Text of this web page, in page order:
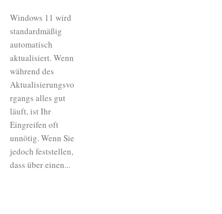
Windows 11 wird
standardmäßig
automatisch
aktualisiert. Wenn
während des
Aktualisierungsvo
rgangs alles gut
läuft, ist Ihr
Eingreifen oft
unnötig. Wenn Sie
jedoch feststellen,
dass über einen...